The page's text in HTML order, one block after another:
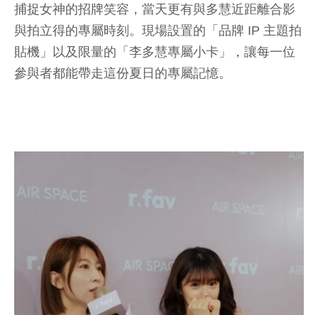
捕捉女神的招牌笑容，當天更有與多慧近距離合影
與拍立得的專屬時刻。現場設置的「品牌 IP 主題拍
貼機」以及限量的「李多慧專屬小卡」，讓每一位
參與者都能帶走這份夏日的專屬記憶。